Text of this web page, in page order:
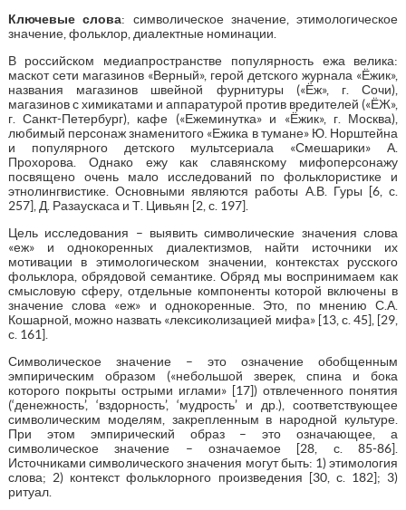
Ключевые слова: символическое значение, этимологическое
значение, фольклор, диалектные номинации.
В российском медиапространстве популярность ежа велика:
маскот сети магазинов «Верный», герой детского журнала «Ёжик»,
названия магазинов швейной фурнитуры («Ёж», г. Сочи),
магазинов с химикатами и аппаратурой против вредителей («ЁЖ»,
г. Санкт-Петербург), кафе («Ежеминутка» и «Ёжик», г. Москва),
любимый персонаж знаменитого «Ежика в тумане» Ю. Норштейна
и популярного детского мультсериала «Смешарики» А.
Прохорова. Однако ежу как славянскому мифоперсонажу
посвящено очень мало исследований по фольклористике и
этнолингвистике. Основными являются работы А.В. Гуры [6, с.
257], Д. Разаускаса и Т. Цивьян [2, с. 197].
Цель исследования – выявить символические значения слова
«еж» и однокоренных диалектизмов, найти источники их
мотивации в этимологическом значении, контекстах русского
фольклора, обрядовой семантике. Обряд мы воспринимаем как
смысловую сферу, отдельные компоненты которой включены в
значение слова «еж» и однокоренные. Это, по мнению С.А.
Кошарной, можно назвать «лексиколизацией мифа» [13, с. 45], [29,
с. 161].
Символическое значение – это означение обобщенным
эмпирическим образом («небольшой зверек, спина и бока
которого покрыты острыми иглами» [17]) отвлеченного понятия
(‘денежность’, ‘вздорность’, ‘мудрость’ и др.), соответствующее
символическим моделям, закрепленным в народной культуре.
При этом эмпирический образ – это означающее, а
символическое значение – означаемое [28, с. 85-86].
Источниками символического значения могут быть: 1) этимология
слова; 2) контекст фольклорного произведения [30, с. 182]; 3)
ритуал.